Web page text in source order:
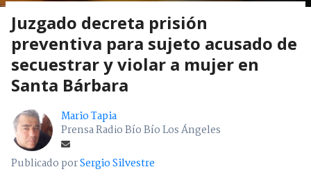
Juzgado decreta prisión
preventiva para sujeto acusado de
secuestrar y violar a mujer en
Santa Bárbara
Mario Tapia
Prensa Radio Bío Bío Los Ángeles
Publicado porSergio Silvestre